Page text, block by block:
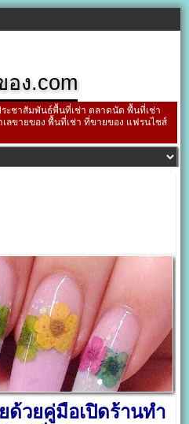
อง.com
ะชาสัมพันธ์พื้นที่เช่า ตลาดนัด พื้นที่เช่า
ลขายของ พื้นที่เช่า ที่ขายของ แฟรนไชส์
ด้วยคู่มือเปิดร้านทำ